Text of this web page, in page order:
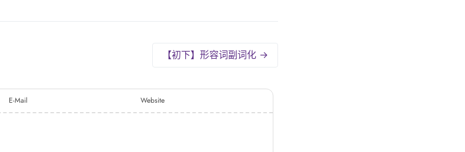
【初下】形容词副词化 →
E-Mail Website